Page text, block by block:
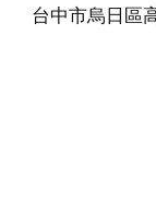
台中市烏日區